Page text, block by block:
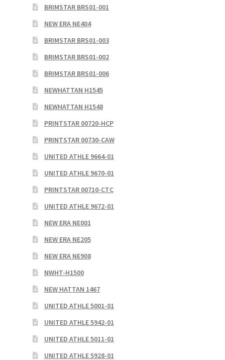
BRIMSTAR BRS01-001
NEW ERA NE404
BRIMSTAR BRS01-003
BRIMSTAR BRS01-002
BRIMSTAR BRS01-006
NEWHATTAN H1545
NEWHATTAN H1548
PRINTSTAR 00720-HCP
PRINTSTAR 00730-CAW
UNITED ATHLE 9664-01
UNITED ATHLE 9670-01
PRINTSTAR 00710-CTC
UNITED ATHLE 9672-01
NEW ERA NE001
NEW ERA NE205
NEW ERA NE908
NWHT-H1500
NEW HATTAN 1467
UNITED ATHLE 5001-01
UNITED ATHLE 5942-01
UNITED ATHLE 5011-01
UNITED ATHLE 5928-01